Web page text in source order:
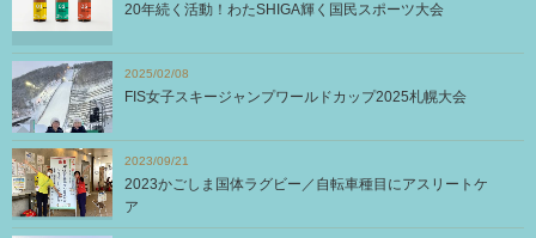
20年続く活動！わたSHIGA輝く国民スポーツ大会
2025/02/08
FIS女子スキージャンプワールドカップ2025札幌大会
2023/09/21
2023かごしま国体ラグビー／自転車種目にアスリートケ
ア